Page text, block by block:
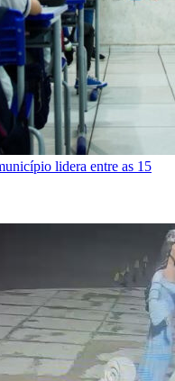
lidera entre as 15